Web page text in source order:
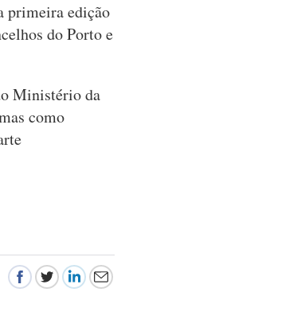
primeira edição
do Porto e
Ministério da
como